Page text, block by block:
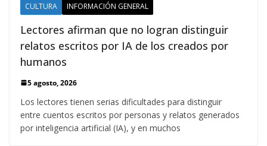
CULTURA INFORMACIÓN GENERAL
Lectores afirman que no logran distinguir
relatos escritos por IA de los creados por
humanos
5 agosto, 2026
Los lectores tienen serias dificultades para distinguir
entre cuentos escritos por personas y relatos generados
por inteligencia artificial (IA), y en muchos